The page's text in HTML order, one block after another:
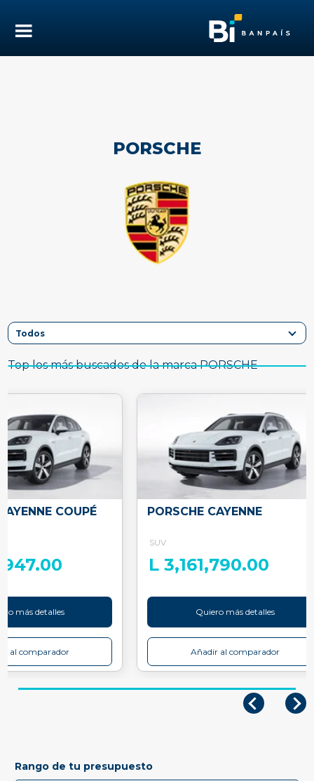
PORSCHE
Top los más buscados de la marca PORSCHE
COUPÉ
más detalles
al comparador
PORSCHE CAYENNE
SUV
L 3,161,790.00
Quiero más detalles
Añadir al comparador
Rango de tu presupuesto